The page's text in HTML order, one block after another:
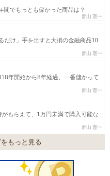
間でもっとも儲かった商品は？
畠山 憲一
だけ」手を出すと大損の金融商品10
畠山 憲一
年開始から8年経過、一番儲かって
畠山 憲一
もらえて、1万円未満で購入可能な
畠山 憲一
もっと見る